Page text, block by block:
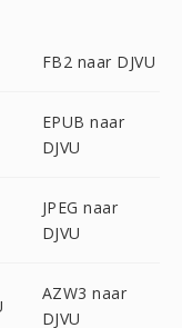
FB2 naar DJVU
EPUB naar
DJVU
JPEG naar
DJVU
AZW3 naar
DJVU